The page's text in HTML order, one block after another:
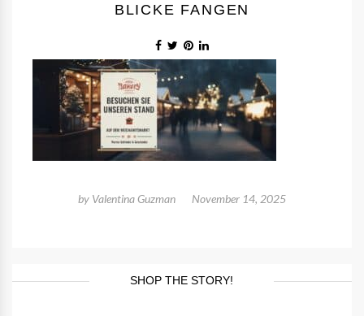
BLICKE FANGEN
by Valentina Guzman November 14, 2025
SHOP THE STORY!